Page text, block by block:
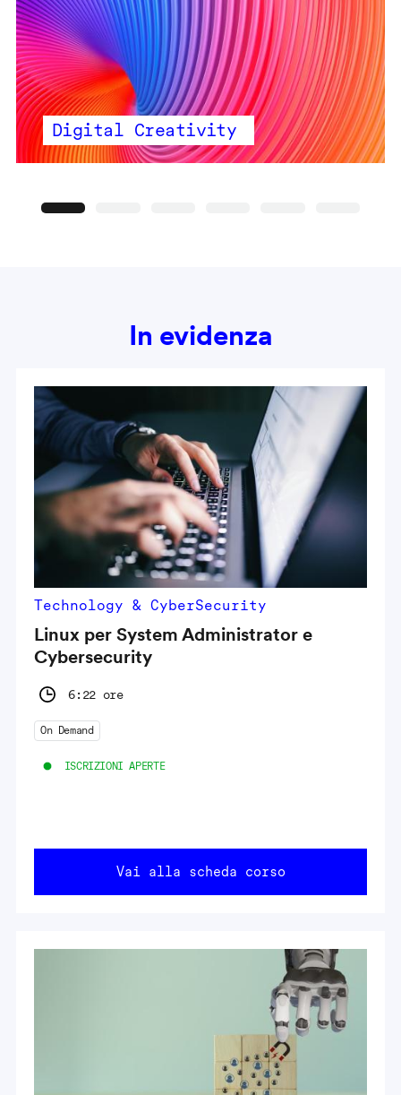
Digital Creativity
In evidenza
Technology & CyberSecurity
Linux per System Administrator e
Cybersecurity
6:22 ore
On Demand
ISCRIZIONI APERTE
Vai alla scheda corso